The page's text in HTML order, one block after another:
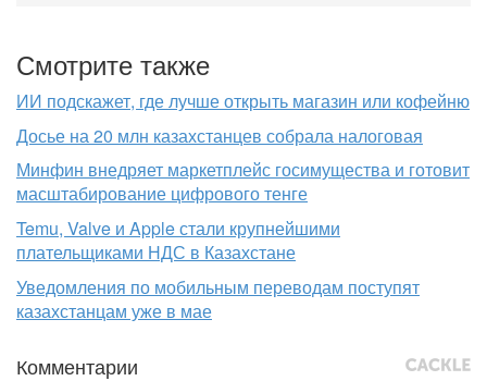
Смотрите также
ИИ подскажет, где лучше открыть магазин или кофейню
Досье на 20 млн казахстанцев собрала налоговая
Минфин внедряет маркетплейс госимущества и готовит
масштабирование цифрового тенге
Temu, Valve и Apple стали крупнейшими
плательщиками НДС в Казахстане
Уведомления по мобильным переводам поступят
казахстанцам уже в мае
Комментарии